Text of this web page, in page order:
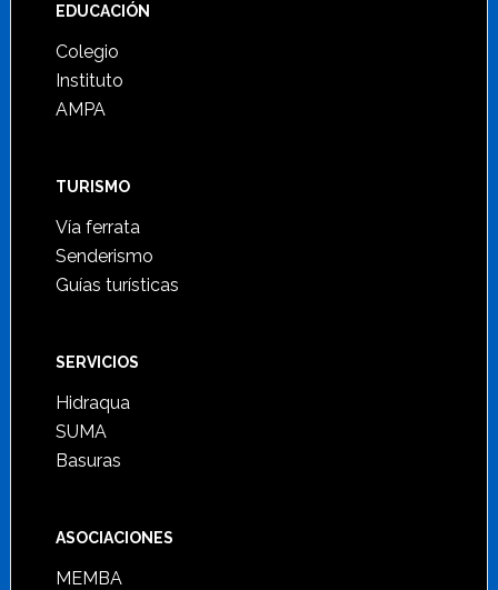
Footer
EDUCACIÓN
Colegio
Instituto
AMPA
TURISMO
Vía ferrata
Senderismo
Guías turísticas
SERVICIOS
Hidraqua
SUMA
Basuras
ASOCIACIONES
MEMBA